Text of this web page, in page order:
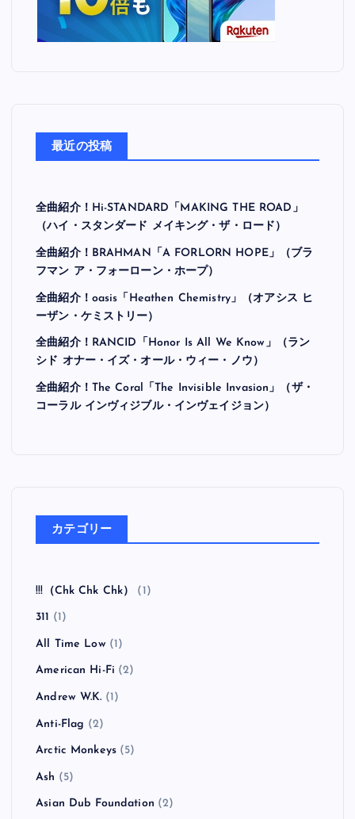
最近の投稿
全曲紹介！Hi-STANDARD「MAKING THE ROAD」
（ハイ・スタンダード メイキング・ザ・ロード）
全曲紹介！BRAHMAN「A FORLORN HOPE」（ブラ
フマン ア・フォーローン・ホープ）
全曲紹介！oasis「Heathen Chemistry」（オアシス ヒ
ーザン・ケミストリー）
全曲紹介！RANCID「Honor Is All We Know」（ラン
シド オナー・イズ・オール・ウィー・ノウ）
全曲紹介！The Coral「The Invisible Invasion」（ザ・
コーラル インヴィジブル・インヴェイジョン）
カテゴリー
!!!（Chk Chk Chk） (1)
311 (1)
All Time Low(1)
American Hi-Fi (2)
Andrew W.K. (1)
Anti-Flag (2)
Arctic Monkeys (5)
Ash (5)
Asian Dub Foundation (2)